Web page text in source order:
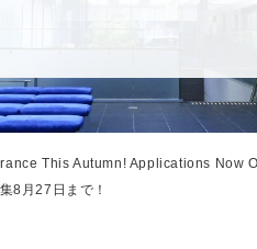
This Autumn! Applications Now
8月27日まで！